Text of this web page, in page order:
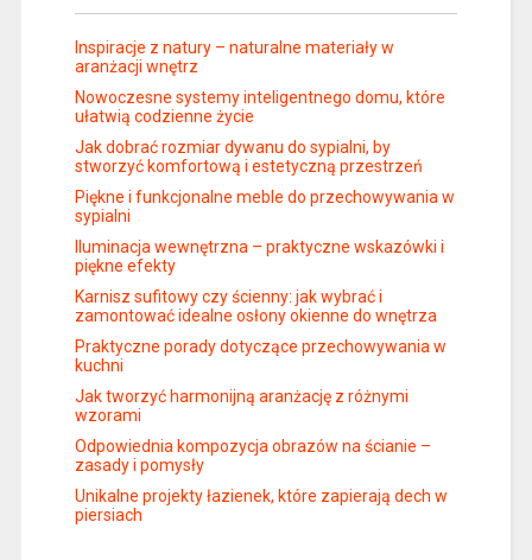
Inspiracje z natury – naturalne materiały w
aranżacji wnętrz
Nowoczesne systemy inteligentnego domu, które
ułatwią codzienne życie
Jak dobrać rozmiar dywanu do sypialni, by
stworzyć komfortową i estetyczną przestrzeń
Piękne i funkcjonalne meble do przechowywania w
sypialni
Iluminacja wewnętrzna – praktyczne wskazówki i
piękne efekty
Karnisz sufitowy czy ścienny: jak wybrać i
zamontować idealne osłony okienne do wnętrza
Praktyczne porady dotyczące przechowywania w
kuchni
Jak tworzyć harmonijną aranżację z różnymi
wzorami
Odpowiednia kompozycja obrazów na ścianie –
zasady i pomysły
Unikalne projekty łazienek, które zapierają dech w
piersiach